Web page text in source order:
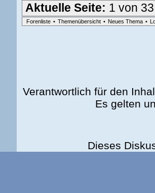
Aktuelle Seite: 1 von 33
Forenliste • Themenübersicht • Neues Thema •
Verantwortlich für den
Es gelten
Dieses